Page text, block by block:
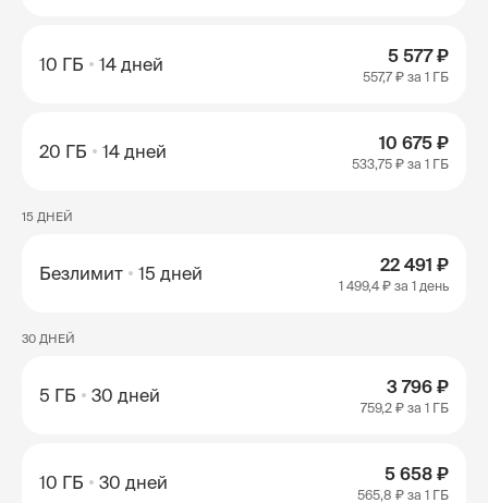
10 ГБ 14 дней 5 577 ₽
557,7 ₽ за 1 ГБ
20 ГБ 14 дней 10 675 ₽
533,75 ₽ за 1 ГБ
15 ДНЕЙ
Безлимит 15 дней 22 491 ₽
1 499,4 ₽ за 1 день
30 ДНЕЙ
5 ГБ 30 дней 3 796 ₽
759,2 ₽ за 1 ГБ
10 ГБ 30 дней 5 658 ₽
565,8 ₽ за 1 ГБ